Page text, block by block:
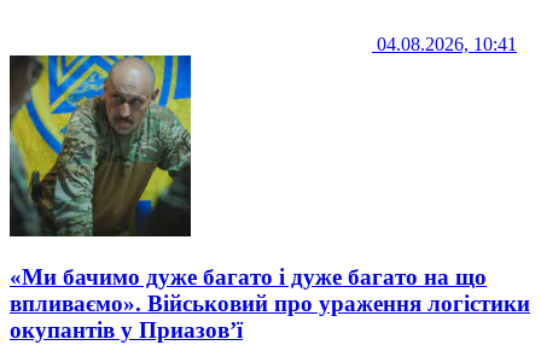
04.08.2026, 10:41
«Ми бачимо дуже багато і дуже багато на що
впливаємо». Військовий про ураження логістики
окупантів у Приазов’ї